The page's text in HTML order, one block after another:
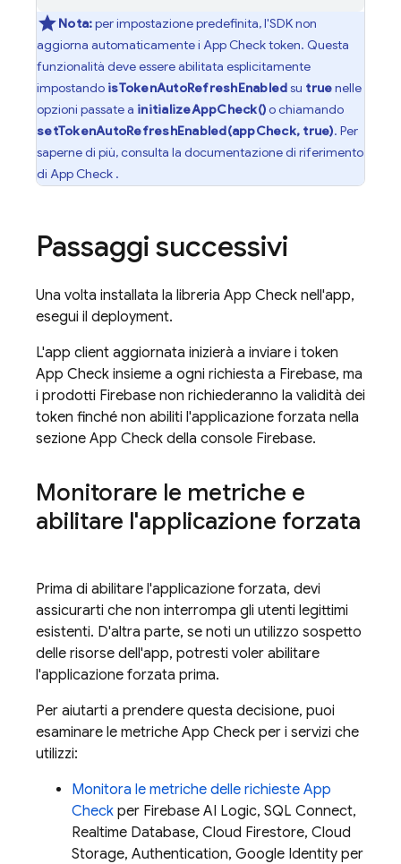
Nota:per impostazione predefinita, l'SDK non
aggiorna automaticamente i App Checktoken. Questa
funzionalità deve essere abilitata esplicitamente
impostando isTokenAutoRefreshEnabledsu truenelle
opzioni passate a initializeAppCheck()o chiamando
setTokenAutoRefreshEnabled(appCheck, true). Per
saperne di più, consulta la documentazione di riferimento
di App Check .
Passaggi successivi
Una volta installata la libreria App Check nell'app,
esegui il deployment.
L'app client aggiornata inizierà a inviare i token
App Check insieme a ogni richiesta a Firebase, ma
i prodotti Firebase non richiederanno la validità dei
token finché non abiliti l'applicazione forzata nella
sezione App Check della console Firebase.
Monitorare le metriche e
abilitare l'applicazione forzata
Prima di abilitare l'applicazione forzata, devi
assicurarti che non interrompa gli utenti legittimi
esistenti. D'altra parte, se noti un utilizzo sospetto
delle risorse dell'app, potresti voler abilitare
l'applicazione forzata prima.
Per aiutarti a prendere questa decisione, puoi
esaminare le metriche App Check per i servizi che
utilizzi:
Monitora le metriche delle richieste App
Check per Firebase AI Logic, SQL Connect,
Realtime Database, Cloud Firestore, Cloud
Storage, Authentication, Google Identity per